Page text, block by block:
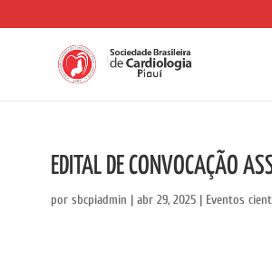
EDITAL DE CONVOCAÇÃO
por sbcpiadmin | abr 29, 2025 | Eventos